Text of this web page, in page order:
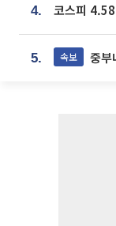
4. 코스피
5. 속보 중부